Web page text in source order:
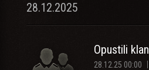
28.12.2025
Opustili klan
28.12.25 00:00